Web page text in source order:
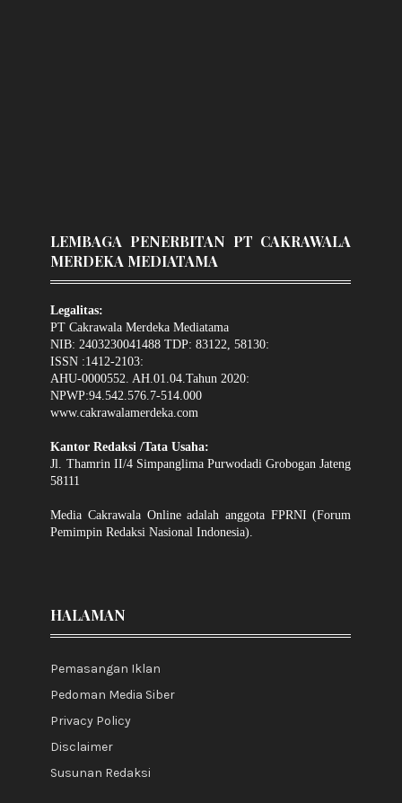
LEMBAGA PENERBITAN PT CAKRAWALA
MERDEKA MEDIATAMA
Legalitas:
PT Cakrawala Merdeka Mediatama
NIB: 2403230041488 TDP: 83122, 58130:
ISSN :1412-2103:
AHU-0000552. AH.01.04.Tahun 2020:
NPWP:94.542.576.7-514.000
www.cakrawalamerdeka.com
Kantor Redaksi /Tata Usaha:
Jl. Thamrin II/4 Simpanglima Purwodadi Grobogan Jateng
58111
Media Cakrawala Online adalah anggota FPRNI (Forum
Pemimpin Redaksi Nasional Indonesia).
HALAMAN
Pemasangan Iklan
Pedoman Media Siber
Privacy Policy
Disclaimer
Susunan Redaksi